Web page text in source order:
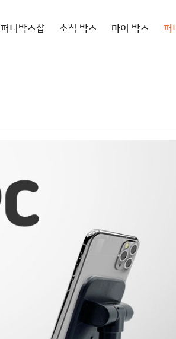
퍼니박스샵 소식 박스 마이 박스 퍼